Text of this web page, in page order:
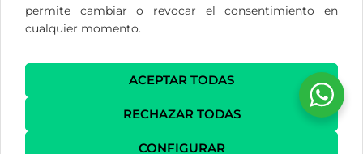
(+34) 689 816 430
permite cambiar o revocar el consentimiento en
cualquier momento.
ACEPTAR TODAS
RECHAZAR TODAS
CONFIGURAR